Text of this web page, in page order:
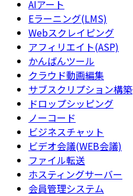
AIアート
Eラーニング(LMS)
Webスクレイピング
アフィリエイト(ASP)
かんばんツール
クラウド動画編集
サブスクリプション構築
ドロップシッピング
ノーコード
ビジネスチャット
ビデオ会議(WEB会議)
ファイル転送
ホスティングサーバー
会員管理システム